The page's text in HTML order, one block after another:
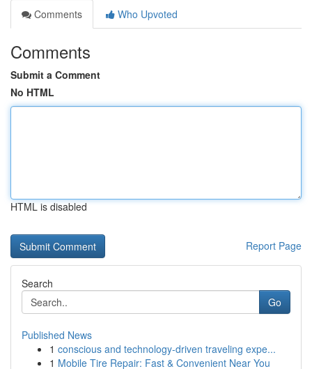
Comments
Who Upvoted
Comments
Submit a Comment
No HTML
HTML is disabled
Report Page
Search
Go
Published News
1 conscious and technology-driven traveling expe...
1 Mobile Tire Repair: Fast & Convenient Near You